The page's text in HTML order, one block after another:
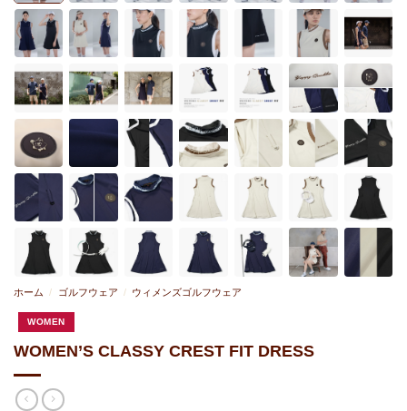
ホーム / ゴルフウェア / ウィメンズゴルフウェア
WOMEN
WOMEN’S CLASSY CREST FIT DRESS